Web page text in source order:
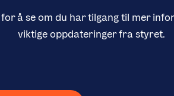
for å se om du har tilgang til mer
viktige oppdateringer fra styret.